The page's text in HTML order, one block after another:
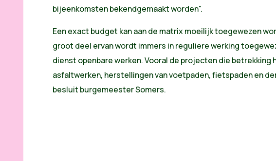
bijeenkomsten bekendgemaakt worden".
Een exact budget kan aan de matrix moeilijk toegewezen
groot deel ervan wordt immers in reguliere werking
dienst openbare werken. Vooral de projecten die betrekking
asfaltwerken, herstellingen van voetpaden, fietspaden en
besluit burgemeester Somers.